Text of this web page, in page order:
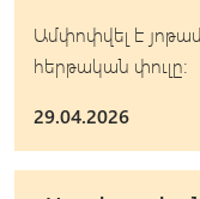
Ամփոփվել է
հերթական փուլը։
29.04.2026